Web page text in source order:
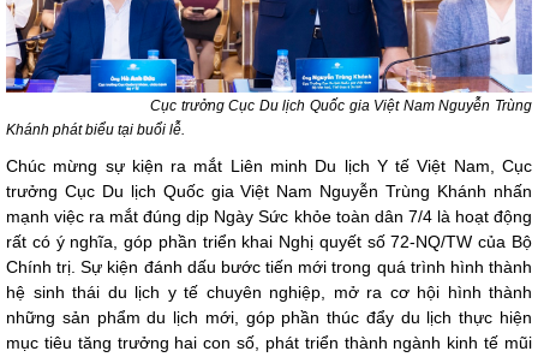
Cục trưởng Cục Du lịch Quốc gia Việt Nam Nguyễn Trùng
Khánh phát biểu tại buổi lễ.
Chúc mừng sự kiện ra mắt Liên minh Du lịch Y tế Việt Nam, Cục
trưởng Cục Du lịch Quốc gia Việt Nam Nguyễn Trùng Khánh nhấn
mạnh việc ra mắt đúng dịp Ngày Sức khỏe toàn dân 7/4 là hoạt động
rất có ý nghĩa, góp phần triển khai Nghị quyết số 72-NQ/TW của Bộ
Chính trị. Sự kiện đánh dấu bước tiến mới trong quá trình hình thành
hệ sinh thái du lịch y tế chuyên nghiệp, mở ra cơ hội hình thành
những sản phẩm du lịch mới, góp phần thúc đẩy du lịch thực hiện
mục tiêu tăng trưởng hai con số, phát triển thành ngành kinh tế mũi